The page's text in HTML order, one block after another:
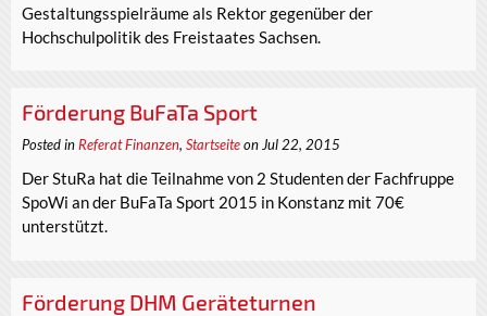
Gestaltungsspielräume als Rektor gegenüber der
Hochschulpolitik des Freistaates Sachsen.
Förderung BuFaTa Sport
Posted inReferat Finanzen, Startseiteon Jul 22, 2015
Der StuRa hat die Teilnahme von 2 Studenten der Fachfruppe
SpoWi an der BuFaTa Sport 2015 in Konstanz mit 70€
unterstützt.
Förderung DHM Geräteturnen